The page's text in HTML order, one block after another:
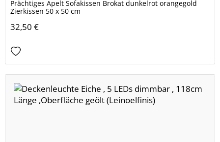
Prächtiges Apelt Sofakissen Brokat dunkelrot orangegold
Zierkissen 50 x 50 cm
32,50 €